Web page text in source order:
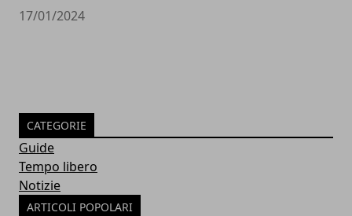
17/01/2024
CATEGORIE
Guide
Tempo libero
Notizie
ARTICOLI POPOLARI